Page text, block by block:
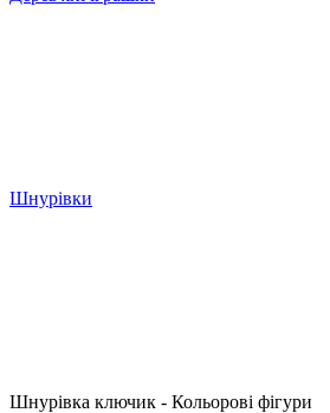
Шнурівки
Шнурівка ключик - Кольорові фігури